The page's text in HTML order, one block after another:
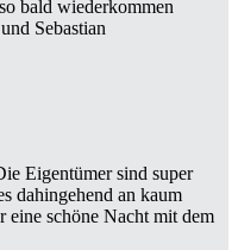
bald wiederkommen
Sebastian
Eigentümer sind super
dahingehend an kaum
eine schöne Nacht mit dem